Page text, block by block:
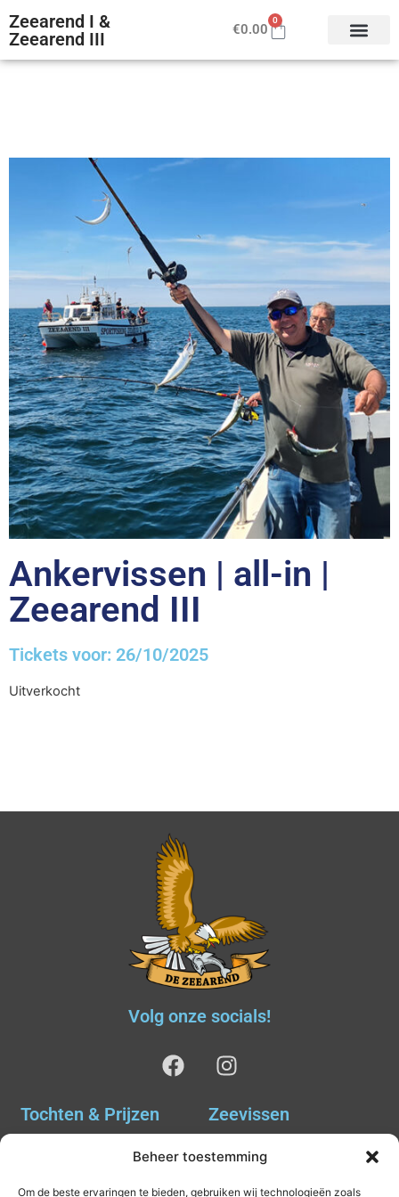
Beheer toestemming
Om de beste ervaringen te bieden, gebruiken wij technologieën zoals
Zeearend I &
Zeearend III
€0.00
0
Ankervissen | all-in |
Zeearend III
Tickets voor: 26/10/2025
Uitverkocht
Volg onze socials!
Tochten & Prijzen Zeevissen
Tochten & Prijzen